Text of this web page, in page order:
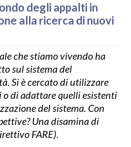
degli appalti in
alla ricerca di nuovi
che stiamo vivendo ha
sul sistema del
Si è cercato di utilizzare
di adattare quelli esistenti
del sistema. Con
Una disamina di
FARE).